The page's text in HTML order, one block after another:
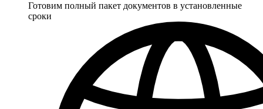
Готовим полный пакет документов в установленные
сроки